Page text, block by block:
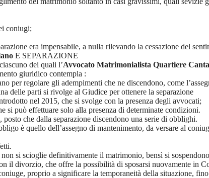
coniugi;
era impensabile, a nulla rilevando la cessazione del
E SEPARAZIONE
dei quali l’Avvocato Matrimonialista Quartiere
giuridico contempla :
per regolare gli adempimenti che ne discendono, come
delle parti si rivolge al Giudice per ottenere la separazione
nel 2015, che si svolge con la presenza degli avvocati;
si può effettuare solo alla presenza di determinate condizioni.
che dalla separazione discendono una serie di obblighi.
è quello dell’assegno di mantenimento, da versare al
si scioglie definitivamente il matrimonio, bensì si
il divorzio, che offre la possibilità di sposarsi nuovamente in
proprio a significare la temporaneità della situazione,